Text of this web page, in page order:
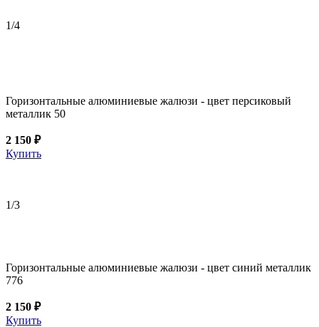
1/4
Горизонтальные алюминиевые жалюзи - цвет персиковый
металлик 50
2 150 ₽
Купить
1/3
Горизонтальные алюминиевые жалюзи - цвет синий металлик
776
2 150 ₽
Купить